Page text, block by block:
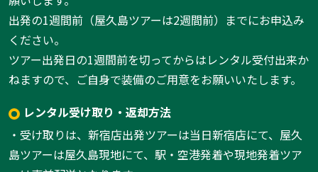
出発の1週間前（屋久島ツアーは2週間前）までにお申込み
ください。
ツアー出発日の1週間前を切ってからはレンタル受付出来か
ねますので、ご自身で装備のご用意をお願いいたします。
レンタル受け取り・返却方法
・受け取りは、新宿店出発ツアーは当日新宿店にて、屋久
島ツアーは屋久島現地にて、駅・空港発着や現地発着ツア